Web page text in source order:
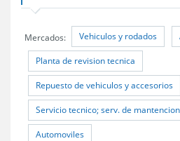
Mercados: Vehiculos y rodados
Planta de revision tecnica
Repuesto de vehiculos y accesorios
Servicio tecnico; serv. de
Automoviles